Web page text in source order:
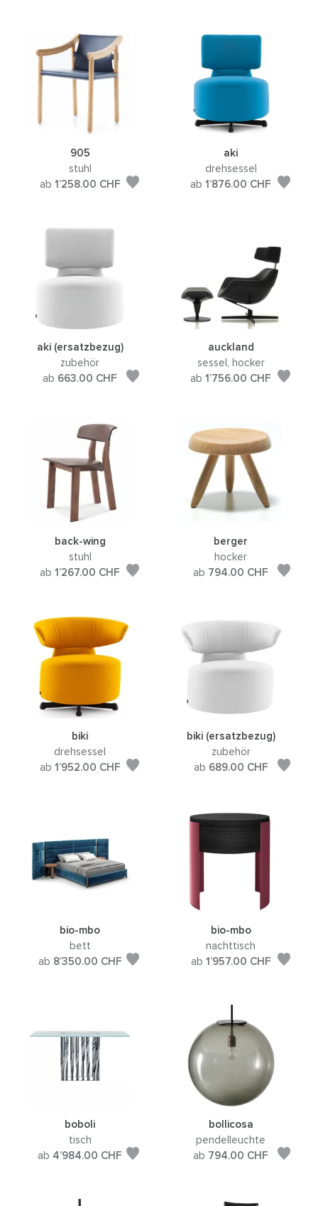
905
stuhl
ab 1’258.00 CHF
aki
drehsessel
ab1’876.00 CHF
aki (ersatzbezug)
zubehör
ab 663.00 CHF
auckland
sessel, hocker
ab1’756.00 CHF
back-wing
stuhl
ab 1’267.00 CHF
berger
hocker
ab 794.00 CHF
biki
drehsessel
ab 1’952.00 CHF
biki (ersatzbezug)
zubehör
ab 689.00 CHF
bio-mbo
bett
ab 8’350.00 CHF
bio-mbo
nachttisch
ab 1’957.00 CHF
boboli
tisch
ab 4’984.00 CHF
bollicosa
pendelleuchte
ab 794.00 CHF